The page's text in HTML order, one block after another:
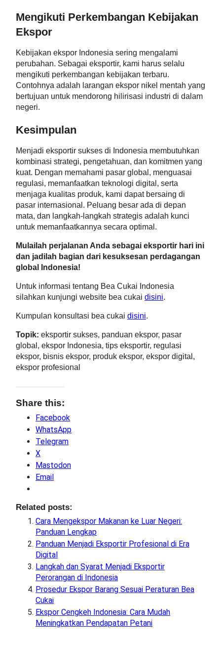
Mengikuti Perkembangan Kebijakan
Ekspor
Kebijakan ekspor Indonesia sering mengalami
perubahan. Sebagai eksportir, kami harus selalu
mengikuti perkembangan kebijakan terbaru.
Contohnya adalah larangan ekspor nikel mentah yang
bertujuan untuk mendorong hilirisasi industri di dalam
negeri.
Kesimpulan
Menjadi eksportir sukses di Indonesia membutuhkan
kombinasi strategi, pengetahuan, dan komitmen yang
kuat. Dengan memahami pasar global, menguasai
regulasi, memanfaatkan teknologi digital, serta
menjaga kualitas produk, kami dapat bersaing di
pasar internasional. Peluang besar ada di depan
mata, dan langkah-langkah strategis adalah kunci
untuk memanfaatkannya secara optimal.
Mulailah perjalanan Anda sebagai eksportir hari ini
dan jadilah bagian dari kesuksesan perdagangan
global Indonesia!
Untuk informasi tentang Bea Cukai Indonesia
silahkan kunjungi website bea cukai disini.
Kumpulan konsultasi bea cukai disini.
Topik: eksportir sukses, panduan ekspor, pasar
global, ekspor Indonesia, tips eksportir, regulasi
ekspor, bisnis ekspor, produk ekspor, ekspor digital,
ekspor profesional
Share this:
Facebook
WhatsApp
Telegram
X
Mastodon
Email
Related posts:
Cara Mengekspor Makanan ke Luar Negeri:
Panduan Lengkap
Panduan Menjadi Eksportir Profesional di Era
Digital
Langkah dan Syarat Menjadi Eksportir
Perorangan di Indonesia
Prosedur Ekspor Barang Sesuai Peraturan Bea
Cukai
Ekspor Cengkeh Indonesia: Cara Mudah
Meningkatkan Pendapatan Petani